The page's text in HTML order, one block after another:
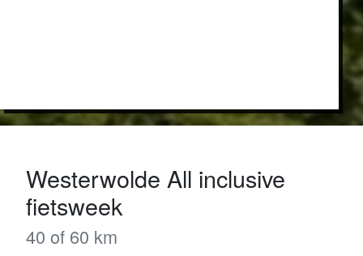
Westerwolde All inclusive
fietsweek
40 of 60 km